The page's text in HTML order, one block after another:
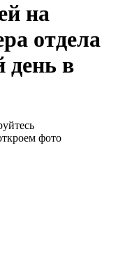
на
отдела
день в
фото